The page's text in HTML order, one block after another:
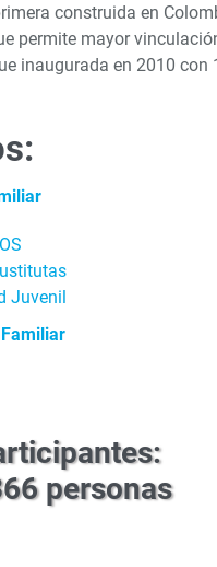
construida en
permite mayor
inaugurada en 2010 con
Juvenil
personas